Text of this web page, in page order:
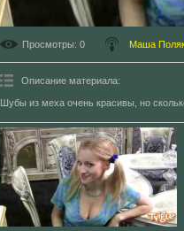
Просмотры: 0 Маша
Описание материала:
Шубы из меха очень красивы, но